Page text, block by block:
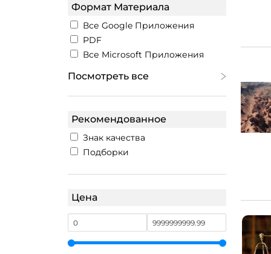
Формат Материала
Все Google Приложения
PDF
Все Microsoft Приложения
Посмотреть все
Рекомендованное
Знак качества
Подборки
Цена